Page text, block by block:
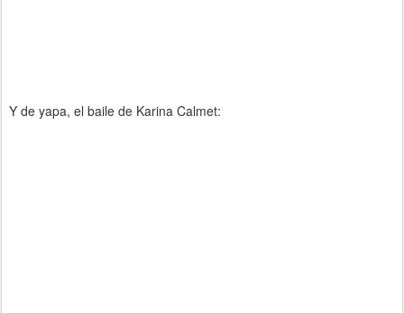
Y de yapa, el baile de Karina Calmet: